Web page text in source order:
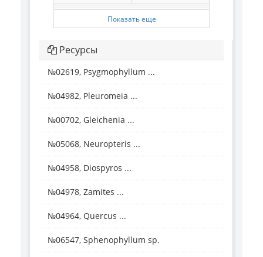
Показать еще
Ресурсы
№02619, Psygmophyllum ...
№04982, Pleuromeia ...
№00702, Gleichenia ...
№05068, Neuropteris ...
№04958, Diospyros ...
№04978, Zamites ...
№04964, Quercus ...
№06547, Sphenophyllum sp.